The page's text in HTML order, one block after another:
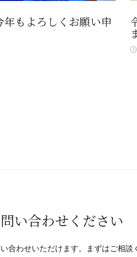
年もよろしくお願い申
い合わせください
合わせいただけます。
まずはご相談